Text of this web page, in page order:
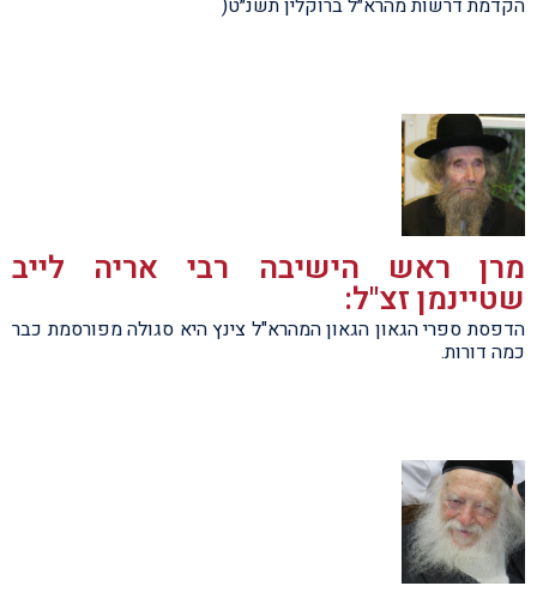
מרן ראש הישיבה רבי אריה לייב
שטיינמן זצ"ל:
הדפסת ספרי הגאון הגאון המהרא"ל צינץ היא סגולה מפורסמת כבר
כמה דורות.